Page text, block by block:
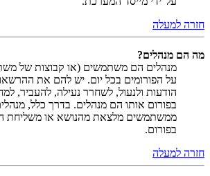
חזרה למעלה
מה הם מנהלים?
מנהלים הם משתמשים (או קבוצות של
על הפורומים בכל יום. יש להם את
הודעות ולנעול, לשחרר נעילה, להעביר,
בפורום אותו הם מנהלים. בדרך כלל,
ממשתמשים מלצאת מהנושא או משליחת
בפורום.
חזרה למעלה